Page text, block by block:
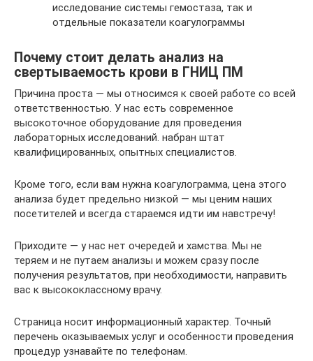
исследование системы гемостаза, так и
отдельные показатели коагулограммы
Почему стоит делать анализ на
свертываемость крови в ГНИЦ ПМ
Причина проста — мы относимся к своей работе со всей
ответственностью. У нас есть современное
высокоточное оборудование для проведения
лабораторных исследований. набран штат
квалифицированных, опытных специалистов.
Кроме того, если вам нужна коагулограмма, цена этого
анализа будет предельно низкой — мы ценим наших
посетителей и всегда стараемся идти им навстречу!
Приходите — у нас нет очередей и хамства. Мы не
теряем и не путаем анализы и можем сразу после
получения результатов, при необходимости, направить
вас к высококлассному врачу.
Страница носит информационный характер. Точный
перечень оказываемых услуг и особенности проведения
процедур узнавайте по телефонам.